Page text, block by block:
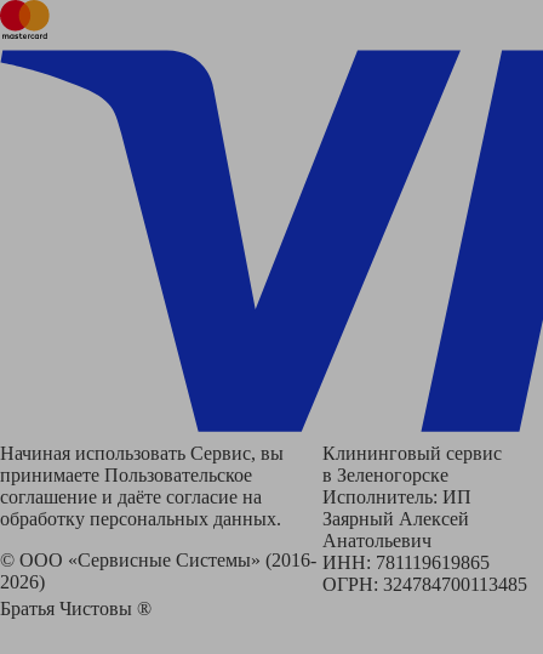
Начиная использовать Сервис, вы
принимаете Пользовательское
соглашение и даёте согласие на
обработку персональных данных.
© ООО «Сервисные Системы» (2016-
2026)
Братья Чистовы ®
Клининговый сервис
в Зеленогорске
Исполнитель: ИП
Заярный Алексей
Анатольевич
ИНН: 781119619865
ОГРН: 324784700113485